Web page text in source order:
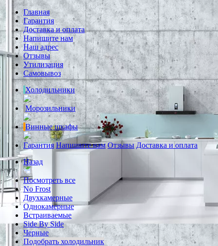
Главная
Гарантия
Доставка и оплата
Напишите нам
Наш адрес
Отзывы
Утилизация
Самовывоз
Холодильники
Морозильники
Винные шкафы
Гарантия Напишите нам Отзывы Доставка и оплата
Назад
Посмотреть все
No Frost
Двухкамерные
Однокамерные
Встраиваемые
Side By Side
Черные
Подобрать холодильник